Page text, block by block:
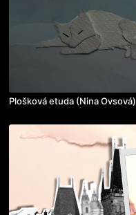
Plošková etuda (Nina Ovsová)